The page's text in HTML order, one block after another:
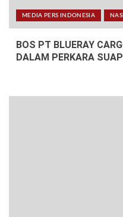
MEDIA PERS INDONESIA
BOS PT BLUERAY
DALAM PERKARA